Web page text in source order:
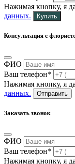
Нажимая кнопку, я
данных.
Купить
Консультация с
ФИО
Ваш телефон*
Нажимая кнопку, я
данных.
Отправить
Заказать звонок
ФИО
Ваш телефон*
Нажимая кнопку, я